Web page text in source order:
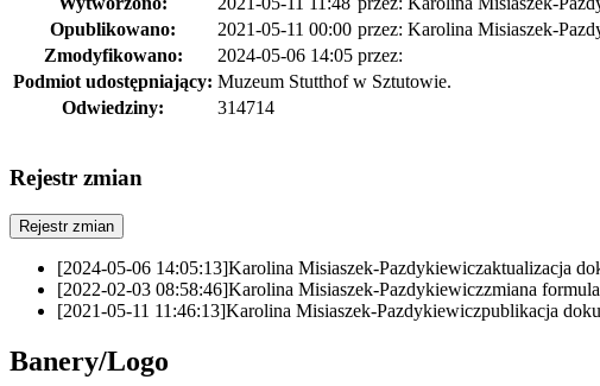
Opublikowano:
2021-05-11 00:00 przez: Karolina Misiaszek-
Zmodyfikowano:
2024-05-06 14:05 przez:
Podmiot udostępniający: Muzeum Stutthof w Sztutowie.
Odwiedziny:
314714
Rejestr zmian
Rejestr zmian
[2024-05-06 14:05:13]Karolina Misiaszek-Pazdykiewiczaktualizacja
[2022-02-03 08:58:46]Karolina Misiaszek-Pazdykiewiczzmiana
[2021-05-11 11:46:13]Karolina Misiaszek-Pazdykiewiczpublikacja
Banery/Logo